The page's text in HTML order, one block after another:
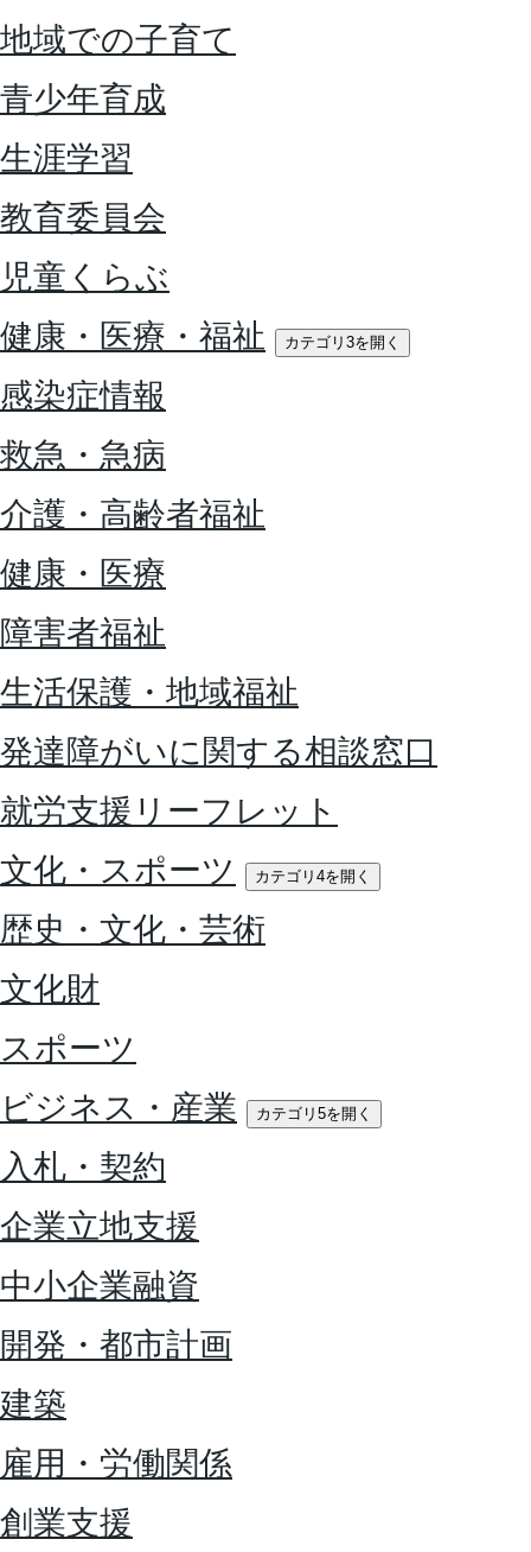
地域での子育て
青少年育成
生涯学習
教育委員会
児童くらぶ
健康・医療・福祉
カテゴリ3を開く
感染症情報
救急・急病
介護・高齢者福祉
健康・医療
障害者福祉
生活保護・地域福祉
発達障がいに関する相談窓口
就労支援リーフレット
文化・スポーツ
カテゴリ4を開く
歴史・文化・芸術
文化財
スポーツ
ビジネス・産業
カテゴリ5を開く
入札・契約
企業立地支援
中小企業融資
開発・都市計画
建築
雇用・労働関係
創業支援